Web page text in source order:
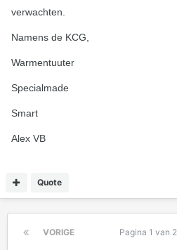
verwachten.
Namens de KCG,
Warmentuuter
Specialmade
Smart
Alex VB
Quote
VORIGE Pagina 1 van 2